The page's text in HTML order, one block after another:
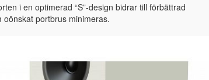
i en optimerad “S”-design bidrar till förbättrad
portbrus minimeras.